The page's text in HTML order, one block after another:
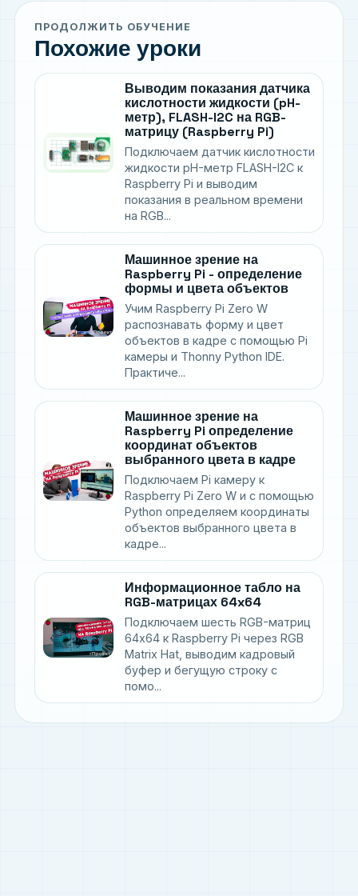
ПРОДОЛЖИТЬ ОБУЧЕНИЕ
Похожие уроки
Выводим показания датчика
кислотности жидкости (pH-
метр), FLASH-I2C на RGB-
матрицу (Raspberry Pi)
Подключаем датчик кислотности
жидкости pH-метр FLASH-I2C к
Raspberry Pi и выводим
показания в реальном времени
на RGB...
Машинное зрение на
Raspberry Pi - определение
формы и цвета объектов
Учим Raspberry Pi Zero W
распознавать форму и цвет
объектов в кадре с помощью Pi
камеры и Thonny Python IDE.
Практиче...
Машинное зрение на
Raspberry Pi определение
координат объектов
выбранного цвета в кадре
Подключаем Pi камеру к
Raspberry Pi Zero W и с помощью
Python определяем координаты
объектов выбранного цвета в
кадре...
Информационное табло на
RGB-матрицах 64x64
Подключаем шесть RGB-матриц
64x64 к Raspberry Pi через RGB
Matrix Hat, выводим кадровый
буфер и бегущую строку с
помо...